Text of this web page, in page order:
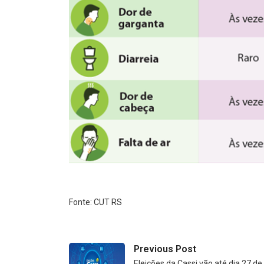
Fonte: CUT RS
Previous Post